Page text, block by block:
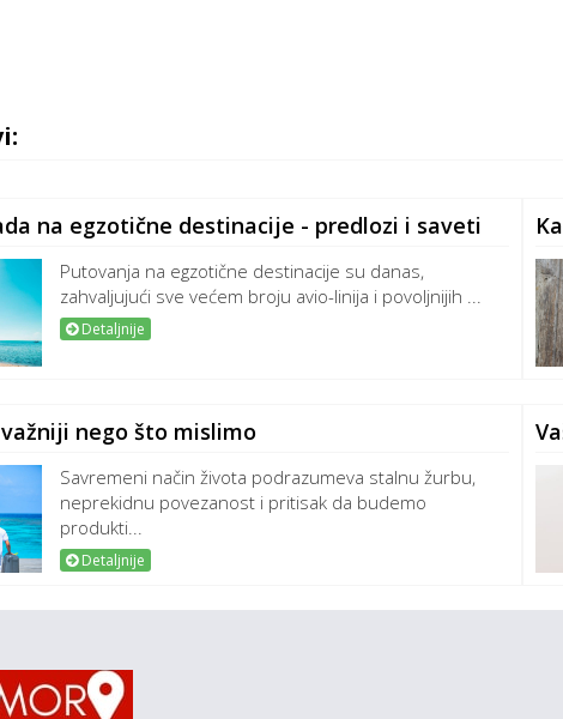
na egzotične destinacije - predlozi i saveti
Putovanja na egzotične destinacije su danas,
zahvaljujući sve većem broju avio-linija i povoljnijih ...
Detaljnije
nego što mislimo
Savremeni način života podrazumeva stalnu žurbu,
neprekidnu povezanost i pritisak da budemo
produkti...
Detaljnije